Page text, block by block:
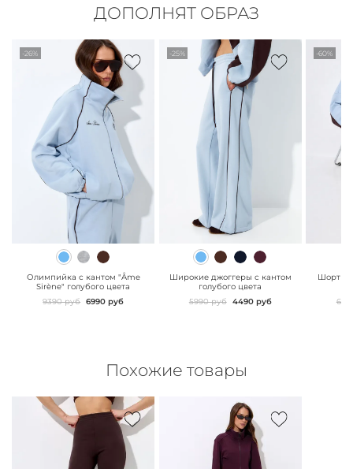
ДОПОЛНЯТ ОБРАЗ
-26%
" class="js-prevent-
images">
Олимпийка с кантом "Âme
Sirène" голубого цвета
9390 руб 6990 руб
-25%
" class="js-prevent-
images">
Широкие джоггеры с кантом
голубого цвета
5990 руб 4490 руб
-60%
Шорты
Похожие товары